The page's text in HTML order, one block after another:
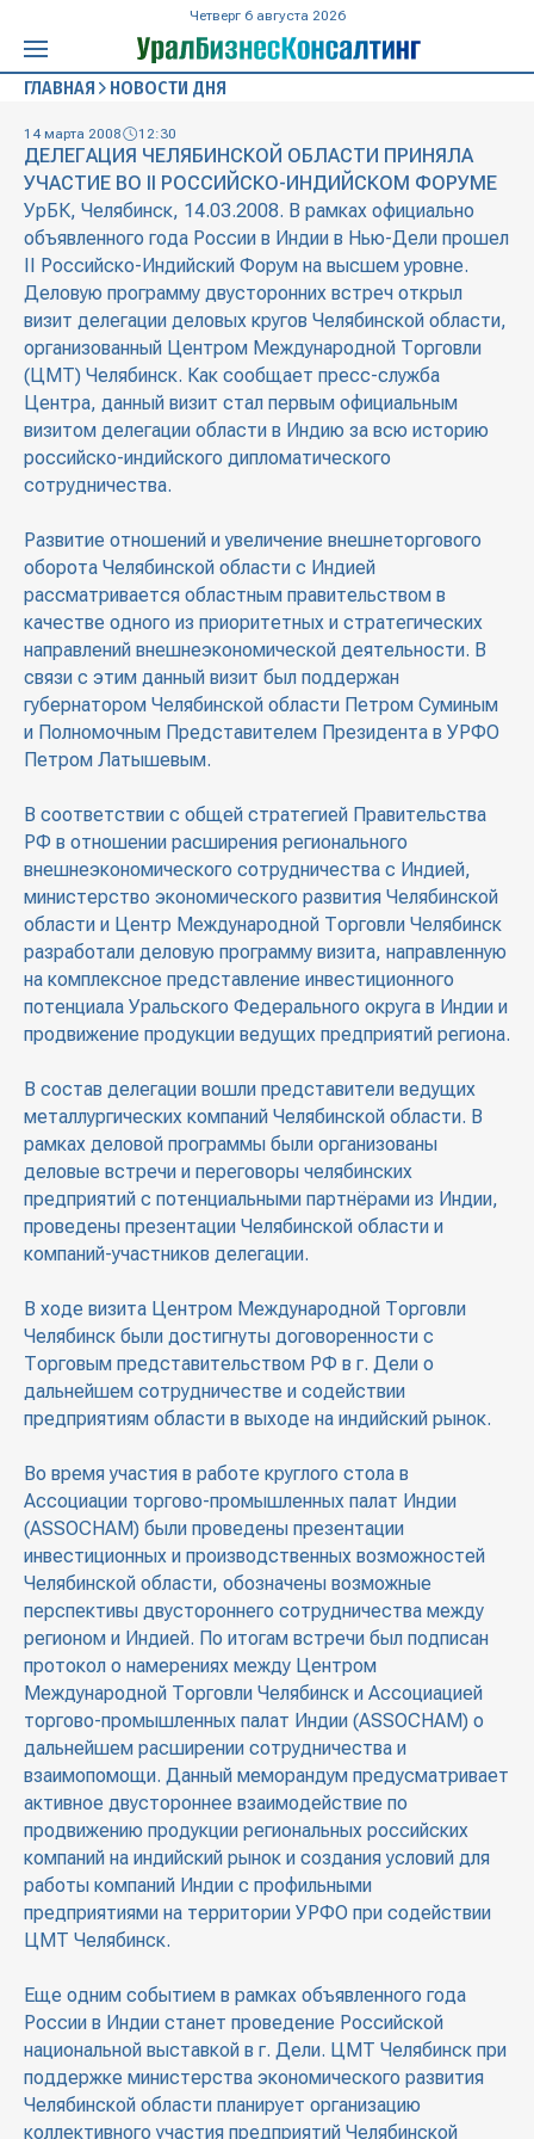
Четверг 6 августа 2026
ГЛАВНАЯ НОВОСТИ ДНЯ
14 марта 2008 12:30
ДЕЛЕГАЦИЯ ЧЕЛЯБИНСКОЙ ОБЛАСТИ ПРИНЯЛА
УЧАСТИЕ ВО II РОССИЙСКО-ИНДИЙСКОМ ФОРУМЕ
УрБК, Челябинск, 14.03.2008. В рамках официально
объявленного года России в Индии в Нью-Дели прошел
II Российско-Индийский Форум на высшем уровне.
Деловую программу двусторонних встреч открыл
визит делегации деловых кругов Челябинской области,
организованный Центром Международной Торговли
(ЦМТ) Челябинск. Как сообщает пресс-служба
Центра, данный визит стал первым официальным
визитом делегации области в Индию за всю историю
российско-индийского дипломатического
сотрудничества.
Развитие отношений и увеличение внешнеторгового
оборота Челябинской области с Индией
рассматривается областным правительством в
качестве одного из приоритетных и стратегических
направлений внешнеэкономической деятельности. В
связи с этим данный визит был поддержан
губернатором Челябинской области Петром Суминым
и Полномочным Представителем Президента в УРФО
Петром Латышевым.
В соответствии с общей стратегией Правительства
РФ в отношении расширения регионального
внешнеэкономического сотрудничества с Индией,
министерство экономического развития Челябинской
области и Центр Международной Торговли Челябинск
разработали деловую программу визита, направленную
на комплексное представление инвестиционного
потенциала Уральского Федерального округа в Индии и
продвижение продукции ведущих предприятий региона.
В состав делегации вошли представители ведущих
металлургических компаний Челябинской области. В
рамках деловой программы были организованы
деловые встречи и переговоры челябинских
предприятий с потенциальными партнёрами из Индии,
проведены презентации Челябинской области и
компаний-участников делегации.
В ходе визита Центром Международной Торговли
Челябинск были достигнуты договоренности с
Торговым представительством РФ в г. Дели о
дальнейшем сотрудничестве и содействии
предприятиям области в выходе на индийский рынок.
Во время участия в работе круглого стола в
Ассоциации торгово-промышленных палат Индии
(ASSOCHAM) были проведены презентации
инвестиционных и производственных возможностей
Челябинской области, обозначены возможные
перспективы двустороннего сотрудничества между
регионом и Индией. По итогам встречи был подписан
протокол о намерениях между Центром
Международной Торговли Челябинск и Ассоциацией
торгово-промышленных палат Индии (ASSOCHAM) о
дальнейшем расширении сотрудничества и
взаимопомощи. Данный меморандум предусматривает
активное двустороннее взаимодействие по
продвижению продукции региональных российских
компаний на индийский рынок и создания условий для
работы компаний Индии с профильными
предприятиями на территории УРФО при содействии
ЦМТ Челябинск.
Еще одним событием в рамках объявленного года
России в Индии станет проведение Российской
национальной выставкой в г. Дели. ЦМТ Челябинск при
поддержке министерства экономического развития
Челябинской области планирует организацию
коллективного участия предприятий Челябинской